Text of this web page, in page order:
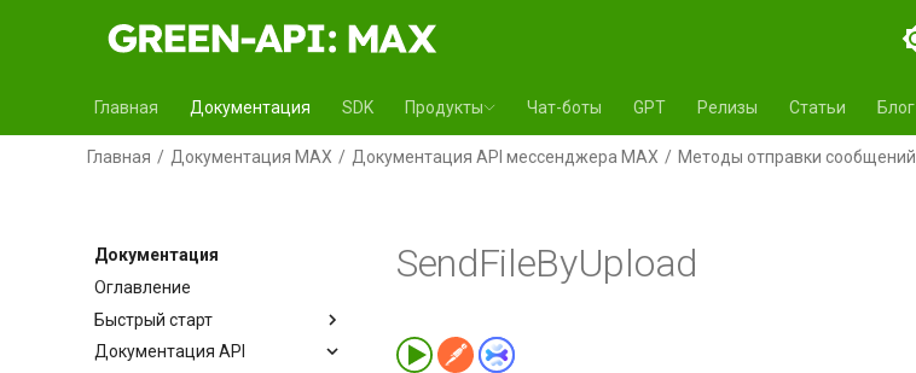
Главная Документация SDK Продукты Чат-боты GPT Релизы Статьи Блог
Главная Документация MAX Документация API мессенджера MAX Методы отправки сообщений
Документация
Оглавление
Быстрый старт
Документация API
SendFileByUpload